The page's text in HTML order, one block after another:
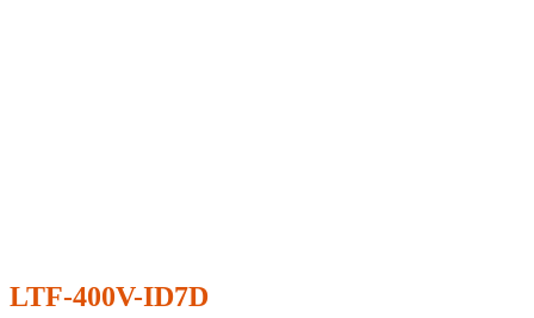
LTF-400V-ID7D